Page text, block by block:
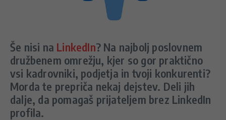
Še nisi na LinkedIn? Na najbolj poslovnem
družbenem omrežju, kjer so gor praktično
vsi kadrovniki, podjetja in tvoji konkurenti?
Morda te prepriča nekaj dejstev. Deli jih
dalje, da pomagaš prijateljem brez LinkedIn
profila.